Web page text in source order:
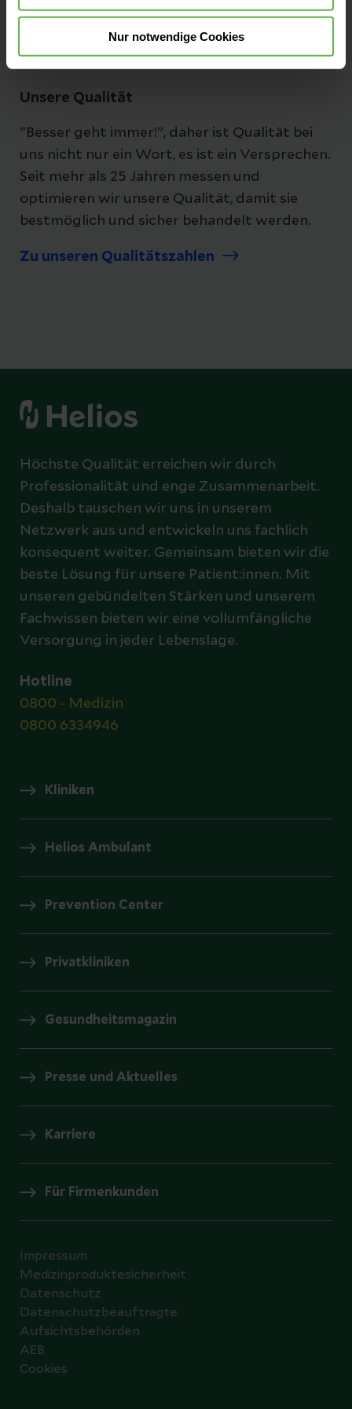
Nur notwendige Cookies
Folgen Sie uns
Unsere Qualität
"Besser geht immer!", daher ist Qualität bei
uns nicht nur ein Wort, es ist ein Versprechen.
Seit mehr als 25 Jahren messen und
optimieren wir unsere Qualität, damit sie
bestmöglich und sicher behandelt werden.
Zu unseren Qualitätszahlen
Höchste Qualität erreichen wir durch
Professionalität und enge Zusammenarbeit.
Deshalb tauschen wir uns in unserem
Netzwerk aus und entwickeln uns fachlich
konsequent weiter. Gemeinsam bieten wir die
beste Lösung für unsere Patient:innen. Mit
unseren gebündelten Stärken und unserem
Fachwissen bieten wir eine vollumfängliche
Versorgung in jeder Lebenslage.
Hotline
0800 - Medizin
0800 6334946
Kliniken
Helios Ambulant
Prevention Center
Privatkliniken
Gesundheitsmagazin
Presse und Aktuelles
Karriere
Für Firmenkunden
Impressum
Medizinproduktesicherheit
Datenschutz
Datenschutzbeauftragte
Aufsichtsbehörden
AEB
Cookies